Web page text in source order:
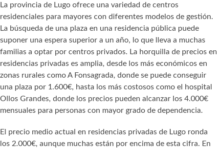
La provincia de Lugo ofrece una variedad de centros
residenciales para mayores con diferentes modelos de gestión.
La búsqueda de una plaza en una residencia pública puede
suponer una espera superior a un año, lo que lleva a muchas
familias a optar por centros privados. La horquilla de precios en
residencias privadas es amplia, desde los más económicos en
zonas rurales como A Fonsagrada, donde se puede conseguir
una plaza por 1.600€, hasta los más costosos como el hospital
Ollos Grandes, donde los precios pueden alcanzar los 4.000€
mensuales para personas con mayor grado de dependencia.
El precio medio actual en residencias privadas de Lugo ronda
los 2.000€, aunque muchas están por encima de esta cifra. En